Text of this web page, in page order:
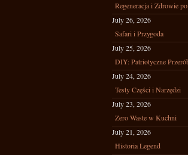
Regeneracja i Zdrowie
July 26, 2026
Safari i Przygoda
July 25, 2026
DIY: Patriotyczne
July 24, 2026
Testy Części i Narzędzi
July 23, 2026
Zero Waste w Kuchni
July 21, 2026
Historia Legend